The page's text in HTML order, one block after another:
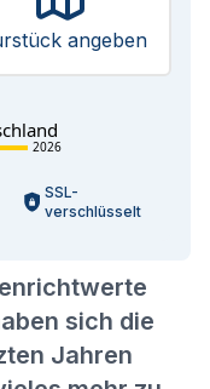
sich die
Jahren
angeben
2026
SSL-
verschlüsselt